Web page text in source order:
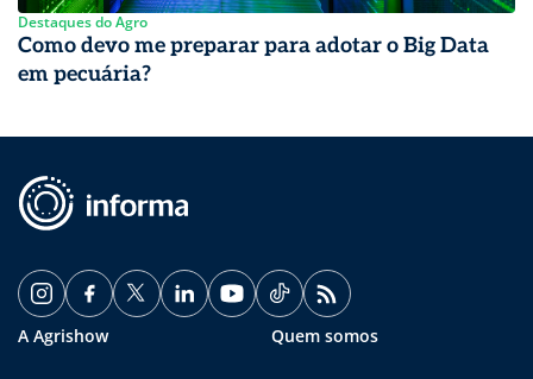
Destaques do Agro
Como devo me preparar para adotar o Big Data
em pecuária?
A Agrishow Quem somos